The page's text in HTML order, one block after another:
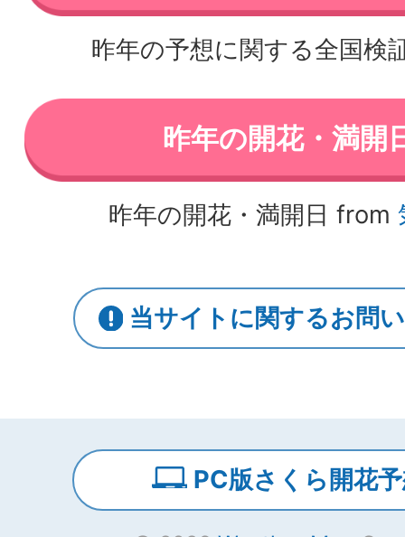
昨年の予想に関する全国検
昨年の開花・満開
昨年の開花・満開日 from
当サイトに関するお問
PC版さくら開花